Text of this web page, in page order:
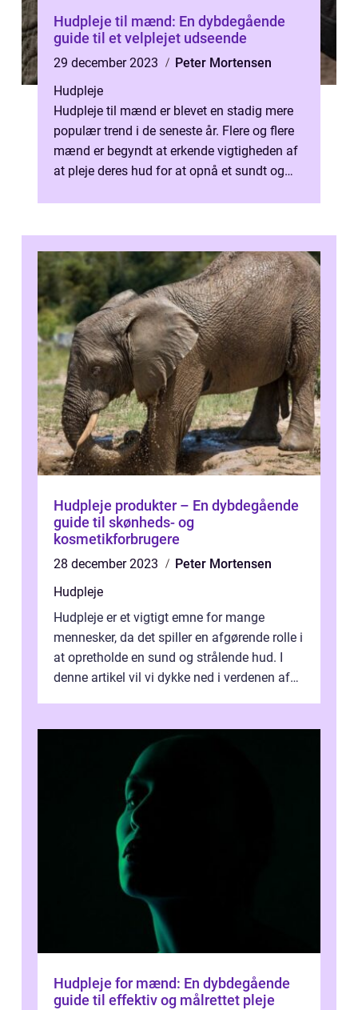
Hudpleje til mænd: En dybdegående
guide til et velplejet udseende
29 december 2023
Peter Mortensen
Hudpleje
Hudpleje til mænd er blevet en stadig mere
populær trend i de seneste år. Flere og flere
mænd er begyndt at erkende vigtigheden af
at pleje deres hud for at opnå et sundt og
Hudpleje produkter – En dybdegående
guide til skønheds- og
kosmetikforbrugere
28 december 2023
Peter Mortensen
Hudpleje
Hudpleje er et vigtigt emne for mange
mennesker, da det spiller en afgørende rolle i
at opretholde en sund og strålende hud. I
denne artikel vil vi dykke ned i verdenen af
Hudpleje for mænd: En dybdegående
guide til effektiv og målrettet pleje